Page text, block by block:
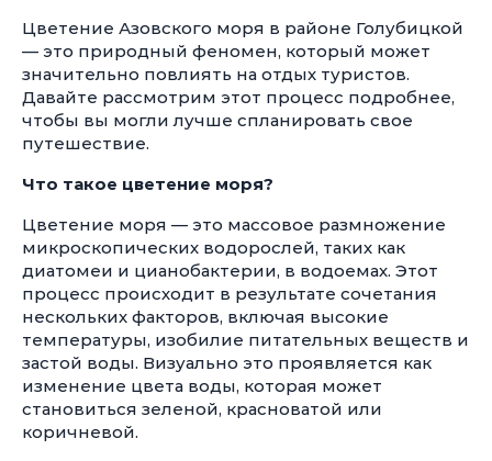
Цветение Азовского моря в районе Голубицкой
— это природный феномен, который может
значительно повлиять на отдых туристов.
Давайте рассмотрим этот процесс подробнее,
чтобы вы могли лучше спланировать свое
путешествие.
Что такое цветение моря?
Цветение моря — это массовое размножение
микроскопических водорослей, таких как
диатомеи и цианобактерии, в водоемах. Этот
процесс происходит в результате сочетания
нескольких факторов, включая высокие
температуры, изобилие питательных веществ и
застой воды. Визуально это проявляется как
изменение цвета воды, которая может
становиться зеленой, красноватой или
коричневой.